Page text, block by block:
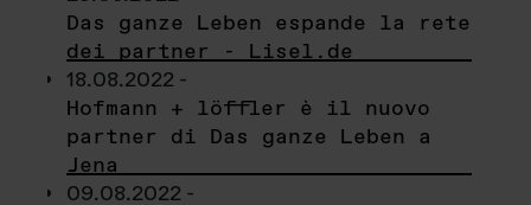
Das ganze Leben espande la rete
dei partner - Lisel.de
18.08.2022 -
Hofmann + löffler è il nuovo
partner di Das ganze Leben a
Jena
09.08.2022 -